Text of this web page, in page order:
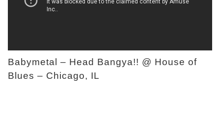
Babymetal – Head Bangya!! @ House of
Blues – Chicago, IL